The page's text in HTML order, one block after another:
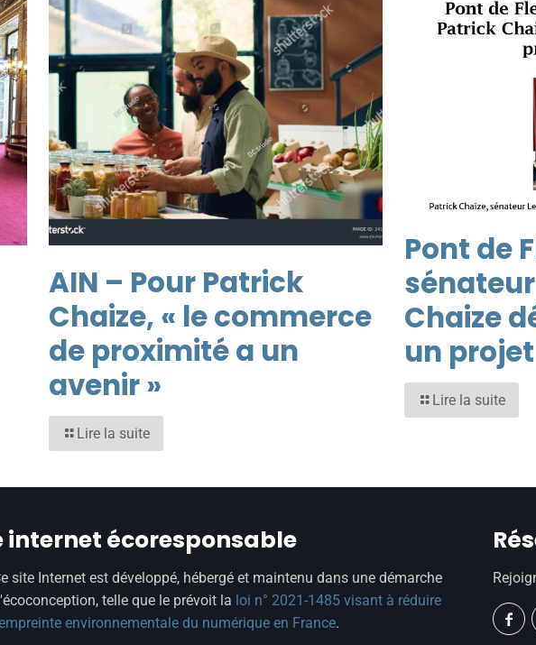
AIN – Pour Patrick
Chaize, « le commerce
de proximité a un
avenir »
Lire la suite
Pont de
Chaize
un
Lire la suite
internet écoresponsable
site Internet est développé, hébergé et maintenu dans une démarche
telle que le prévoit la loi n° 2021-1485 visant à réduire
environnementale du numérique en France.